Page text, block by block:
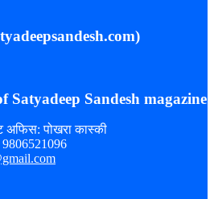
Satyadeep Sandesh magazine
अफिस: पोखरा कास्की